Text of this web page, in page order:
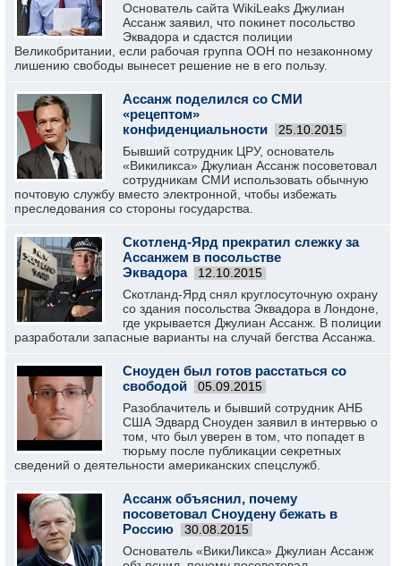
Основатель сайта WikiLeaks Джулиан
Ассанж заявил, что покинет посольство
Эквадора и сдастся полиции
Великобритании, если рабочая группа ООН по незаконному
лишению свободы вынесет решение не в его пользу.
Ассанж поделился со СМИ
«рецептом»
конфиденциальности
25.10.2015
Бывший сотрудник ЦРУ, основатель
«Викиликса» Джулиан Ассанж посоветовал
сотрудникам СМИ использовать обычную
почтовую службу вместо электронной, чтобы избежать
преследования со стороны государства.
Скотленд-Ярд прекратил слежку за
Ассанжем в посольстве
Эквадора
12.10.2015
Скотланд-Ярд снял круглосуточную охрану
со здания посольства Эквадора в Лондоне,
где укрывается Джулиан Ассанж. В полиции
разработали запасные варианты на случай бегства Ассанжа.
Сноуден был готов расстаться со
свободой
05.09.2015
Разоблачитель и бывший сотрудник АНБ
США Эдвард Сноуден заявил в интервью о
том, что был уверен в том, что попадет в
тюрьму после публикации секретных
сведений о деятельности американских спецслужб.
Ассанж объяснил, почему
посоветовал Сноудену бежать в
Россию
30.08.2015
Основатель «ВикиЛикса» Джулиан Ассанж